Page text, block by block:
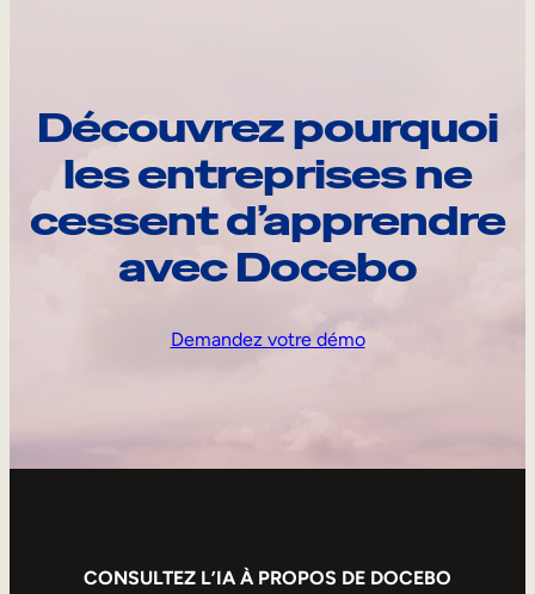
Découvrez pourquoi
les entreprises ne
cessent d’apprendre
avec Docebo
Demandez votre démo
CONSULTEZ L’IA À PROPOS DE DOCEBO